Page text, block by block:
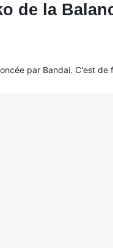
de la
par Bandai. C'est de